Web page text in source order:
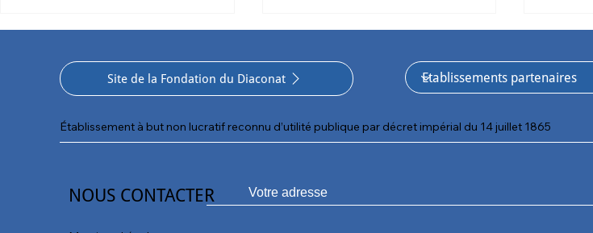
confiance et de
remobilisation pour les
journée de sport, de liens et
de convivialité
Colmar
Site de la Fondation du Diaconat
Établissement à but non lucratif reconnu d’utilité publique par décret impérial du 14 juillet 1865
NOUS CONTACTER